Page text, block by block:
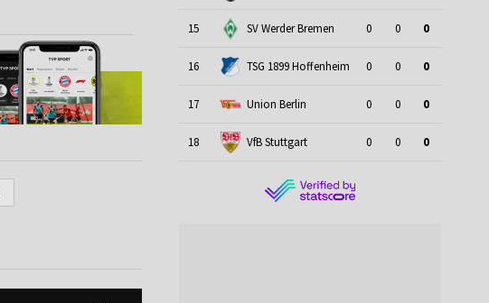
15 SV Werder Bremen 0 0 0
16 TSG 1899 Hoffenheim 0 0 0
17 Union Berlin 0 0 0
18 VfB Stuttgart 0 0 0